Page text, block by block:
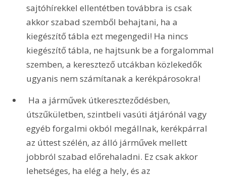
sajtóhírekkel ellentétben továbbra is csak
akkor szabad szemből behajtani, ha a
kiegészítő tábla ezt megengedi! Ha nincs
kiegészítő tábla, ne hajtsunk be a forgalommal
szemben, a keresztező utcákban közlekedők
ugyanis nem számítanak a kerékpárosokra!
útszűkületben, szintbeli vasúti átjárónál vagy
egyéb forgalmi okból megállnak, kerékpárral
az úttest szélén, az álló járművek mellett
jobbról szabad előrehaladni. Ez csak akkor
lehetséges, ha elég a hely, és az